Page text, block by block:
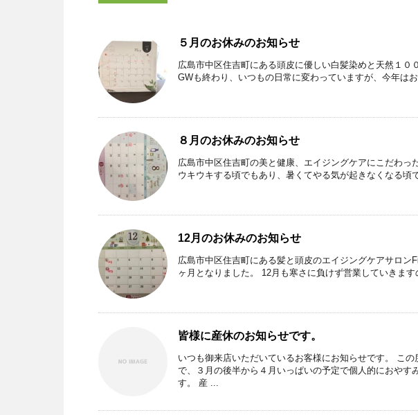
５月のお休みのお知らせ
広島市中区住吉町にある頭皮に優しい白髪染めと天然１０
GWも終わり、いつもの日常に変わっていますが、今年は
８月のお休みのお知らせ
広島市中区住吉町の美と健康、エイジングケアにこだわ
ウキウキする頃でもあり、暑くてやる気が起きなくなる
12月のお休みのお知らせ
広島市中区住吉町にある髪と頭皮のエイジングケアサロ
ヶ月となりました。 12月も寒さに負けず営業していきま
皆様に産休のお知らせです。
いつも御来店いただいているお客様にお知らせです。 こ
で、３月の後半から４月いっぱいの予定で個人的におやす
す。 産 ...